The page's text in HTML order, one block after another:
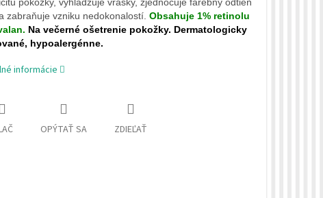
pokožky, vyhladzuje vrásky, zjednocuje farebný odtieň
zabraňuje vzniku nedokonalostí. Obsahuje 1% retinolu
Na večerné ošetrenie pokožky. Dermatologicky
hypoalergénne.
informácie
OPÝTAŤ SA ZDIEĽAŤ